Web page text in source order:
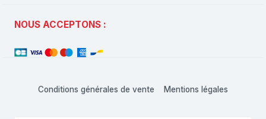
NOUS ACCEPTONS :
Conditions générales de vente Mentions légales